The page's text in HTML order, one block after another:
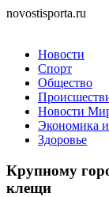
novostisporta.ru
Новости
Спорт
Общество
Новости
Экономика
Здоровье
Крупному
клещи